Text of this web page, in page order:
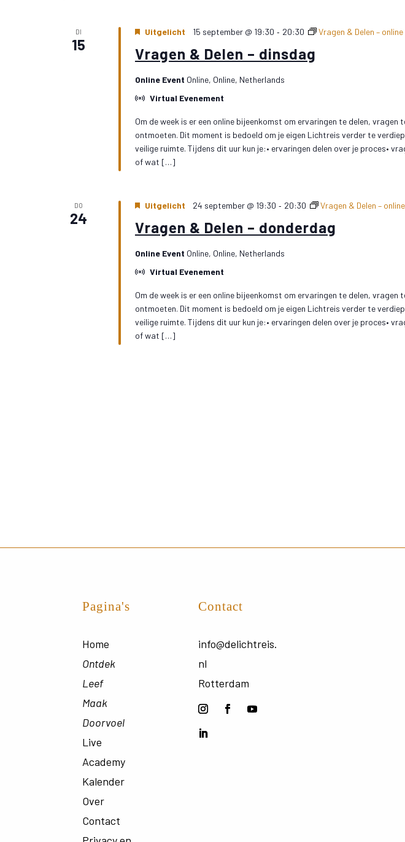
DI
15
Vragen & Delen – dinsdag
Uitgelicht 15 september @ 19:30 - 20:30 Vragen & Delen –
Online Event Online, Online, Netherlands
Virtual Evenement
Om de week is er een online bijeenkomst om ervaringen te delen, vragen
ontmoeten. Dit moment is bedoeld om je eigen Lichtreis verder te
veilige ruimte. Tijdens dit uur kun je:• ervaringen delen over je proces•
of wat […]
DO
24
Vragen & Delen – donderdag
Uitgelicht 24 september @ 19:30 - 20:30 Vragen & Delen –
Online Event Online, Online, Netherlands
Virtual Evenement
Om de week is er een online bijeenkomst om ervaringen te delen, vragen
ontmoeten. Dit moment is bedoeld om je eigen Lichtreis verder te
veilige ruimte. Tijdens dit uur kun je:• ervaringen delen over je proces•
of wat […]
Pagina's
Home
Ontdek
Leef
Maak
Doorvoel
Live
Academy
Kalender
Over
Contact
Contact
info@delichtreis.
nl
Rotterdam